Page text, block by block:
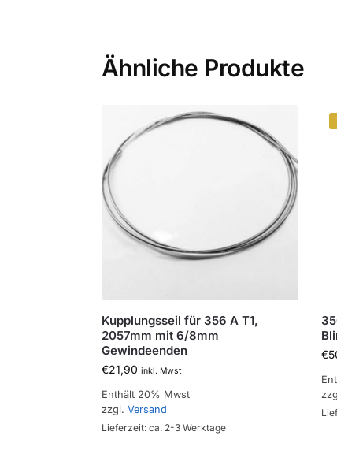
Ähnliche Produkte
Kupplungsseil für 356 A T1,
2057mm mit 6/8mm
Gewindeenden
€21,90 inkl. Mwst
Enthält 20% Mwst
zzgl. Versand
Lieferzeit: ca. 2-3 Werktage
€